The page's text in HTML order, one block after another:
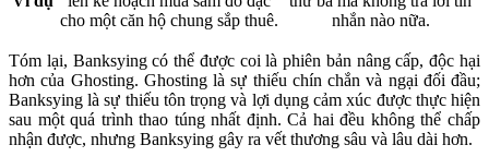
cho một căn hộ chung sắp thuê.
nhắn nào nữa.
Tóm lại, Banksying có thể được coi là phiên bản nâng cấp, độc hại
hơn của Ghosting. Ghosting là sự thiếu chín chắn và ngại đối đầu;
Banksying là sự thiếu tôn trọng và lợi dụng cảm xúc được thực hiện
sau một quá trình thao túng nhất định. Cả hai đều không thể chấp
nhận được, nhưng Banksying gây ra vết thương sâu và lâu dài hơn.